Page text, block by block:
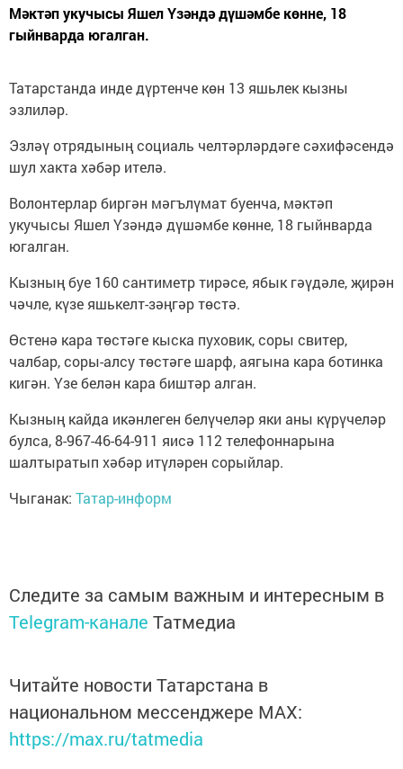
Мәктәп укучысы Яшел Үзәндә дүшәмбе көнне, 18
гыйнварда югалган.
Татарстанда инде дүртенче көн 13 яшьлек кызны
эзлиләр.
Эзләү отрядының социаль челтәрләрдәге сәхифәсендә
шул хакта хәбәр ителә.
Волонтерлар биргән мәгълүмат буенча, мәктәп
укучысы Яшел Үзәндә дүшәмбе көнне, 18 гыйнварда
югалган.
Кызның буе 160 сантиметр тирәсе, ябык гәүдәле, җирән
чәчле, күзе яшькелт-зәңгәр төстә.
Өстенә кара төстәге кыска пуховик, соры свитер,
чалбар, соры-алсу төстәге шарф, аягына кара ботинка
кигән. Үзе белән кара биштәр алган.
Кызның кайда икәнлеген белүчеләр яки аны күрүчеләр
булса, 8-967-46-64-911 яисә 112 телефоннарына
шалтыратып хәбәр итүләрен сорыйлар.
Чыганак: Татар-информ
Следите за самым важным и интересным в
Telegram-канале Татмедиа
Читайте новости Татарстана в
национальном мессенджере MАХ:
https://max.ru/tatmedia